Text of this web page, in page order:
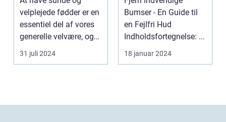
velplejede fødder er en
essentiel del af vores
generelle velvære, og
d...
31 juli 2024
Skønheds- og
Kosmetikforbruger
e
Bumser - En Guide til
en Fejlfri Hud
Indholdsfortegnelse: ...
18 januar 2024